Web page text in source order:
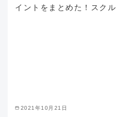
2021年10月21日